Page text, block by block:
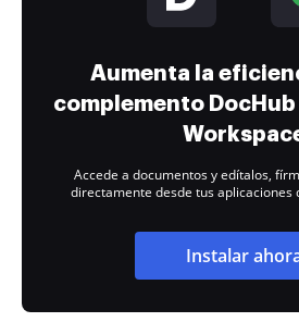
Aumenta la
complemento
Accede a documentos y edítalos,
directamente desde tus aplicaciones
Instalar